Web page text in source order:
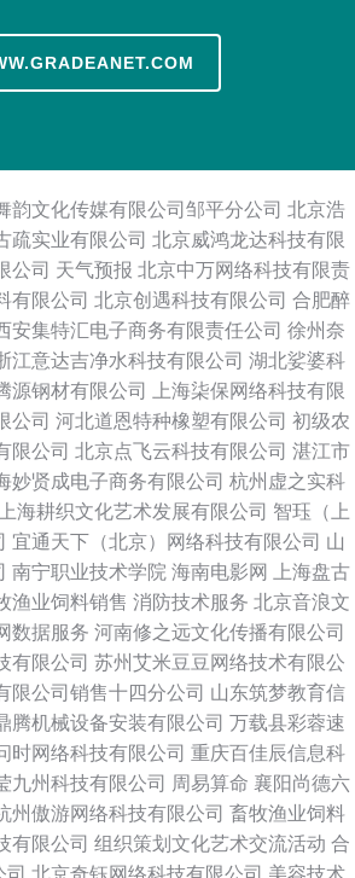
韵文化传媒有限公司邹平分公司 北京浩
疏实业有限公司 北京威鸿龙达科技有限
公司 天气预报 北京中万网络科技有限责
有限公司 北京创遇科技有限公司 合肥醉
安集特汇电子商务有限责任公司 徐州奈
江意达吉净水科技有限公司 湖北娑婆科
源钢材有限公司
上海柒保网络科技有限
公司 河北道恩特种橡塑有限公司 初级农
限公司 北京点飞云科技有限公司 湛江市
妙贤成电子商务有限公司 杭州虚之实科
上海耕织文化艺术发展有限公司 智珏（上
宜通天下（北京）网络科技有限公司 山
南宁职业技术学院 海南电影网
上海盘古
渔业饲料销售 消防技术服务 北京音浪文
数据服务 河南修之远文化传播有限公司
有限公司 苏州艾米豆豆网络技术有限公
限公司销售十四分公司 山东筑梦教育信
腾机械设备安装有限公司 万载县彩蓉速
时网络科技有限公司 重庆百佳辰信息科
九州科技有限公司 周易算命 襄阳尚德六
州傲游网络科技有限公司 畜牧渔业饲料
有限公司 组织策划文化艺术交流活动 合
北京奇钰网络科技有限公司 美容技术